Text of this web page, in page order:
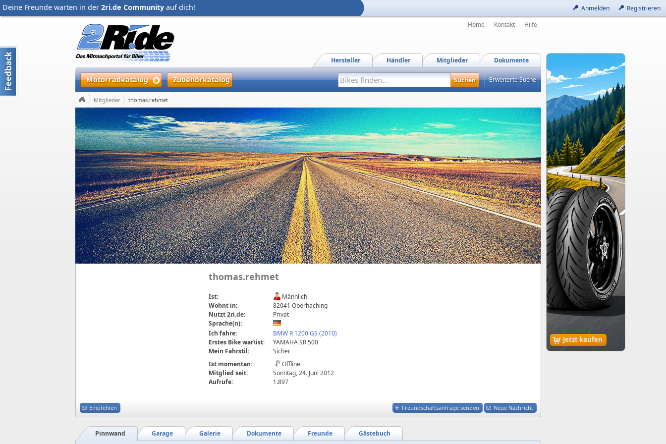
Anmelden Registrieren
Deine Freunde warten in der 2ri.de Community auf dich!
Jetzt kaufen
Home Kontakt Hilfe
Dokumente
Mitglieder
Händler
Hersteller
Motorradkatalog Zubehörkatalog Erweiterte Suche
Mitglieder thomas.rehmet
thomas.rehmet
Ist:
Männlich
Wohnt in:
82041 Oberhaching
Nutzt 2ri.de:
Privat
Sprache(n):
Ich fahre:
BMW R 1200 GS (2010)
Erstes Bike war\ist:
YAMAHA SR 500
Mein Fahrstil:
Sicher
Ist momentan:
Offline
Mitglied seit:
Sonntag, 24. Juni 2012
Aufrufe:
1.897
Freundschaftsanfrage senden Neue Nachricht
Empfehlen
Gästebuch
Freunde
Dokumente
Galerie
Garage
Pinnwand